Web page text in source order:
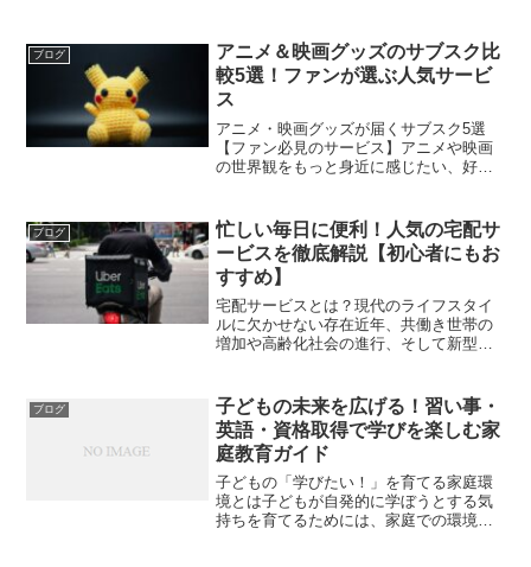
に強みがあり、70万冊以上の作品を...
ブログ
アニメ＆映画グッズのサブスク比
較5選！ファンが選ぶ人気サービ
ス
アニメ・映画グッズが届くサブスク5選
【ファン必見のサービス】アニメや映画
の世界観をもっと身近に感じたい、好き
ファンのために近年注目されているの
が、アニメや映画のグッズが...
ブログ
忙しい毎日に便利！人気の宅配サ
ービスを徹底解説【初心者にもお
すすめ】
宅配サービスとは？現代のライフスタイ
ルに欠かせない存在近年、共働き世帯の
増加や高齢化社会の進行、そして新型コ
激に高まっています。食料品から日用
品、家電製品、衣類、さらに...
ブログ
子どもの未来を広げる！習い事・
英語・資格取得で学びを楽しむ家
庭教育ガイド
子どもの「学びたい！」を育てる家庭環
境とは子どもが自発的に学ぼうとする気
持ちを育てるためには、家庭での環境づ